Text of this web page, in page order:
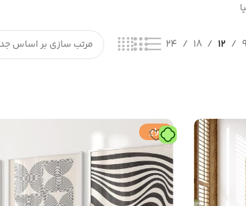
9
12
18
24
حراج